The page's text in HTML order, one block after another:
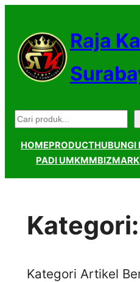
konten
Raja
Pencarian
HOMEPRODUCTHUBUNGI
PADI UMKM
Kategori:
Kategori Artikel